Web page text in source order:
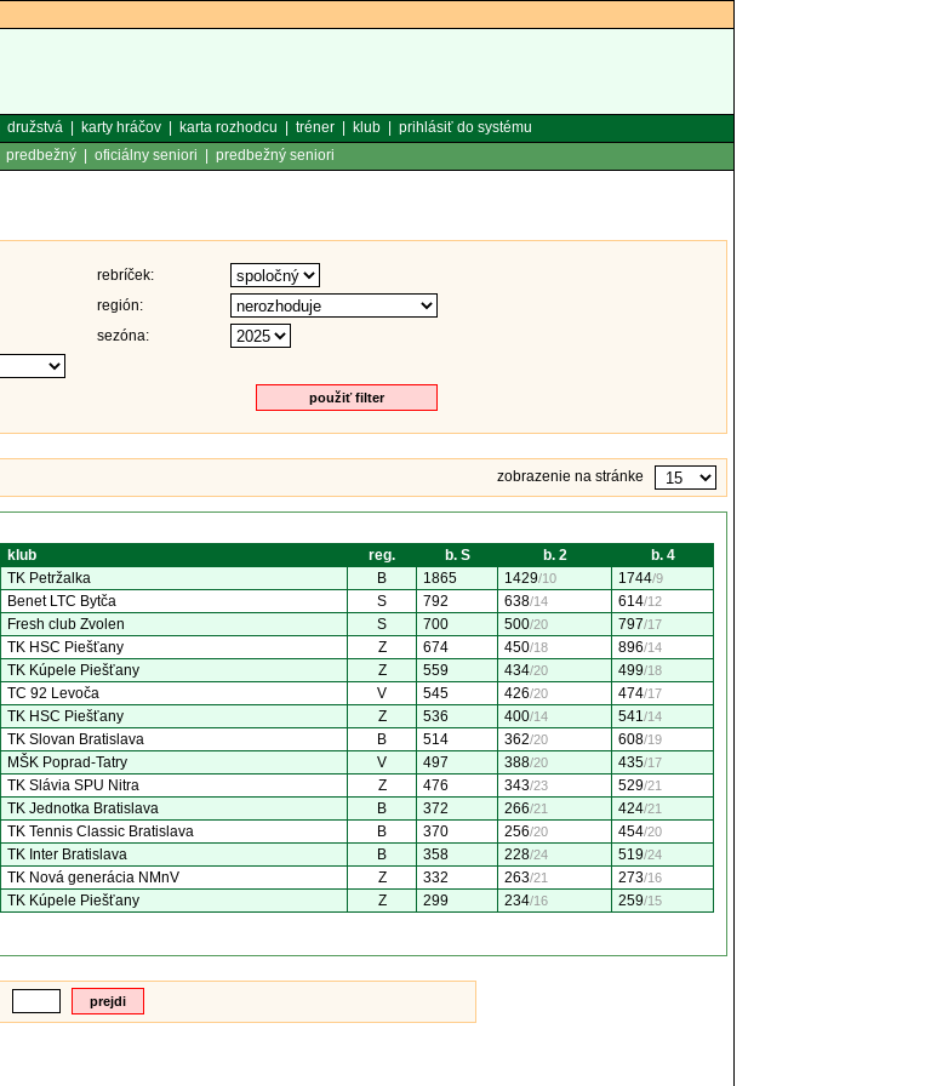
družstvá| karty hráčov| karta rozhodcu tréner| klub| prihlásiť do systému
predbežný| oficiálny seniori predbežný seniori
rebríček:
región:
sezóna:
zobrazenie na stránke
klub reg. b. S b. 2
b. 4
TK Petržalka B 1865 1429/10 1744/9
Benet LTC Bytča S 792 638/14 614/12
Fresh club Zvolen S 700 500/20 797/17
TK HSC Piešťany Z 674 450/18 896/14
TK Kúpele Piešťany Z 559 434/20 499/18
TC 92 Levoča V 545 426/20 474/17
TK HSC Piešťany Z 536 400/14 541/14
TK Slovan Bratislava B 514 362/20 608/19
MŠK Poprad-Tatry V 497 388/20 435/17
TK Slávia SPU Nitra Z 476 343/23 529/21
TK Jednotka Bratislava B 372 266/21 424/21
TK Tennis Classic Bratislava B 370 256/20 454/20
TK Inter Bratislava B 358 228/24 519/24
TK Nová generácia NMnV Z 332 263/21 273/16
TK Kúpele Piešťany Z 299 234/16 259/15